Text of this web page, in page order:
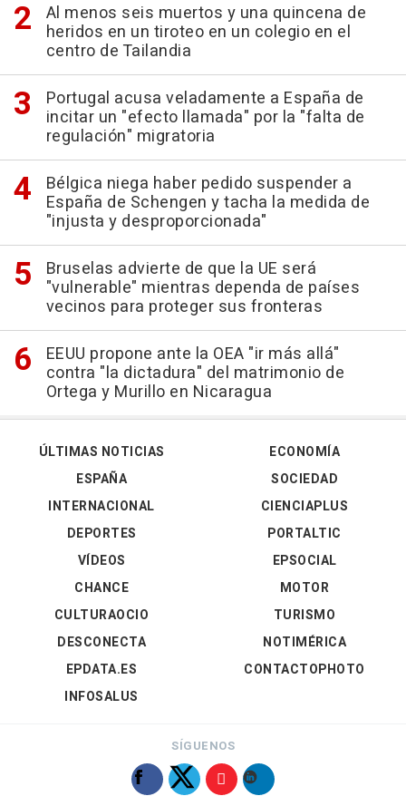
Al menos seis muertos y una quincena de
heridos en un tiroteo en un colegio en el
centro de Tailandia
Portugal acusa veladamente a España de
incitar un "efecto llamada" por la "falta de
regulación" migratoria
Bélgica niega haber pedido suspender a
España de Schengen y tacha la medida de
"injusta y desproporcionada"
Bruselas advierte de que la UE será
"vulnerable" mientras dependa de países
vecinos para proteger sus fronteras
EEUU propone ante la OEA "ir más allá"
contra "la dictadura" del matrimonio de
Ortega y Murillo en Nicaragua
ÚLTIMAS NOTICIAS
ESPAÑA
INTERNACIONAL
DEPORTES
VÍDEOS
ECONOMÍA
SOCIEDAD
CIENCIAPLUS
PORTALTIC
EPSOCIAL
CHANCE
CULTURAOCIO
DESCONECTA
EPDATA.ES
INFOSALUS
MOTOR
TURISMO
NOTIMÉRICA
CONTACTOPHOTO
SÍGUENOS